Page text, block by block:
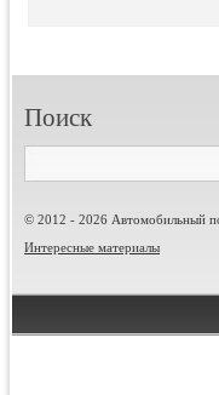
Поиск
© 2012 - 2026 Автомобильный
Интересные материалы